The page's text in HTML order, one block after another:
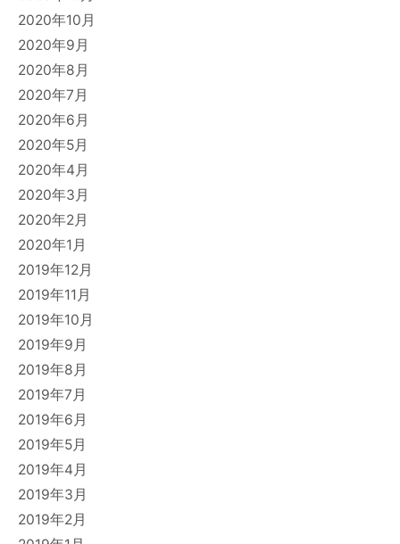
2020年10月
2020年9月
2020年8月
2020年7月
2020年6月
2020年5月
2020年4月
2020年3月
2020年2月
2020年1月
2019年12月
2019年11月
2019年10月
2019年9月
2019年8月
2019年7月
2019年6月
2019年5月
2019年4月
2019年3月
2019年2月